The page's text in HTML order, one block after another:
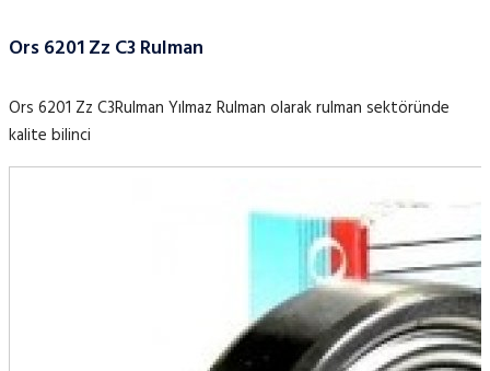
Ors 6201 Zz C3 Rulman
Ors 6201 Zz C3Rulman Yılmaz Rulman olarak rulman sektöründe
kalite bilinci